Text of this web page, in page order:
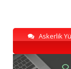
Askerlik